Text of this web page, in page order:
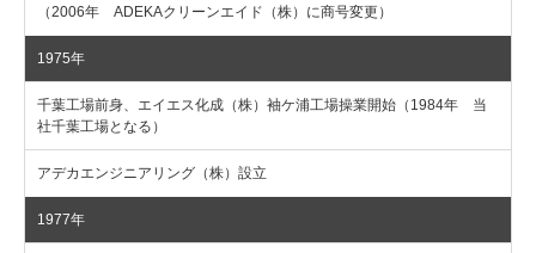
（2006年 ADEKAクリーンエイド（株）に商号変更）
1975年
千葉工場前身、エイエス化成（株）袖ケ浦工場操業開始（1984年 当
社千葉工場となる）
アデカエンジニアリング（株）設立
1977年